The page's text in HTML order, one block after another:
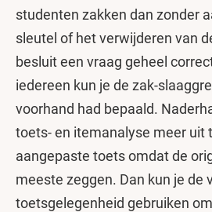
studenten zakken dan zonder
sleutel of het verwijderen van
besluit een vraag geheel
iedereen kun je de zak-
voorhand had bepaald.
toets- en itemanalyse meer uit
aangepaste toets omdat de
meeste zeggen. Dan kun je de
toetsgelegenheid gebruiken